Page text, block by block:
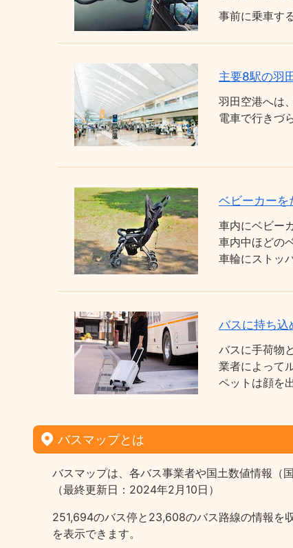
事前に乗車す
主要8駅の羽
羽田空港へは
電車で行きづ
ベビーカーを
車内にベビー
車内中ほどの
車輪にストッ
バスに持ち込
バスに手荷物
業者によって
ペットは顔を
バスマップとは
バスマップは、各バス事業者や国土数値情報（
（最終更新日：2024年2月10日）
251,694のバス停と23,608のバス路線の情報を
を表示できます。